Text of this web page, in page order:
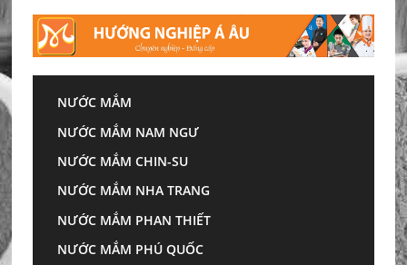
NƯỚC MẮM
NƯỚC MẮM NAM NGƯ
NƯỚC MẮM CHIN-SU
NƯỚC MẮM NHA TRANG
NƯỚC MẮM PHAN THIẾT
NƯỚC MẮM PHÚ QUỐC
nào?
Nhận biết nước mắm
ngon như thế nào?
Không phải ngẫu nhiên mà nước mắm được ví là